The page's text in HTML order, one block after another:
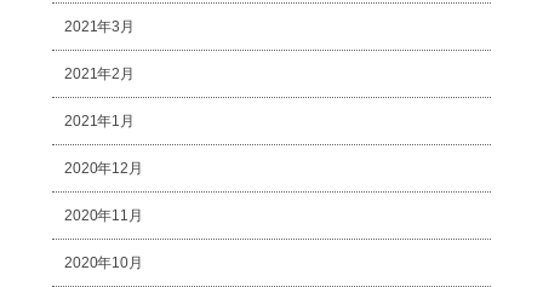
2021年3月
2021年2月
2021年1月
2020年12月
2020年11月
2020年10月